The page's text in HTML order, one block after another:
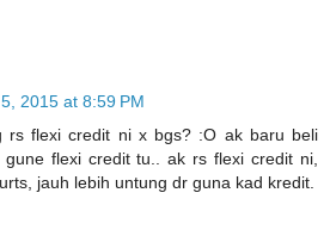
2015 at 8:59 PM
rs flexi credit ni x bgs? :O ak baru beli
flexi credit tu.. ak rs flexi credit ni,
jauh lebih untung dr guna kad kredit.